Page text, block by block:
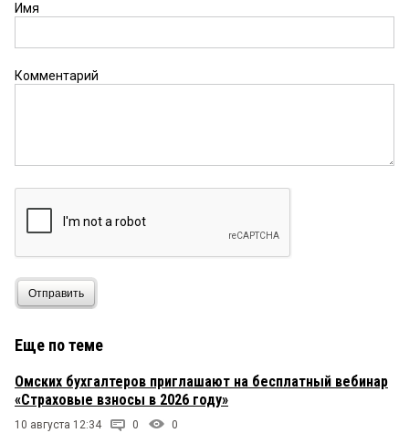
Имя
Комментарий
Отправить
Еще по теме
Омских бухгалтеров приглашают на бесплатный вебинар
«Страховые взносы в 2026 году»
10 августа 12:34 0 0